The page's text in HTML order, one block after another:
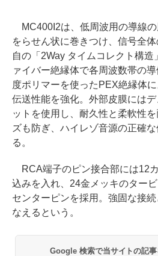
MC400I2は、低周波用の導線
をらせん状に巻きつけ、信号全
自の「2Way タイムコレクト構造
ァイバー絶縁体で各周波数帯の
度ポリマーを使ったPEX絶縁体
伝送性能を強化。外部皮膜には
ットを使用し、耐久性と柔軟性
ズも防ぎ、ハイレゾ音源の正確
る。
RCA端子のピン接合部には12
込みを入れ、24金メッキのター
センターピンを採用。強固な接
なえるという。
Google 検索で当サイトの記